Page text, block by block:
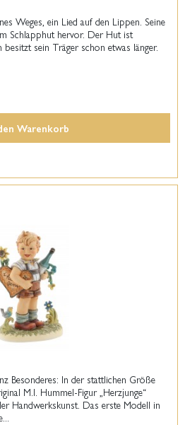
Weges, ein Lied auf den Lippen. Seine
Schlapphut hervor. Der Hut ist
besitzt sein Träger schon etwas länger.
Warenkorb
Besonderes: In der stattlichen Größe
M.I. Hummel-Figur „Herzjunge“
Handwerkskunst. Das erste Modell in